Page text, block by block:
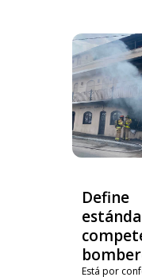
Está por